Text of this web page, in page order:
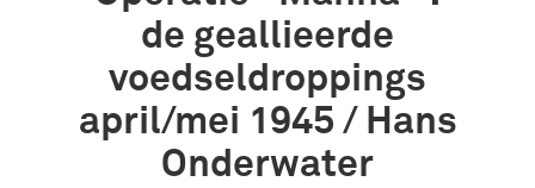
de geallieerde
voedseldroppings
april/mei 1945 / Hans
Onderwater